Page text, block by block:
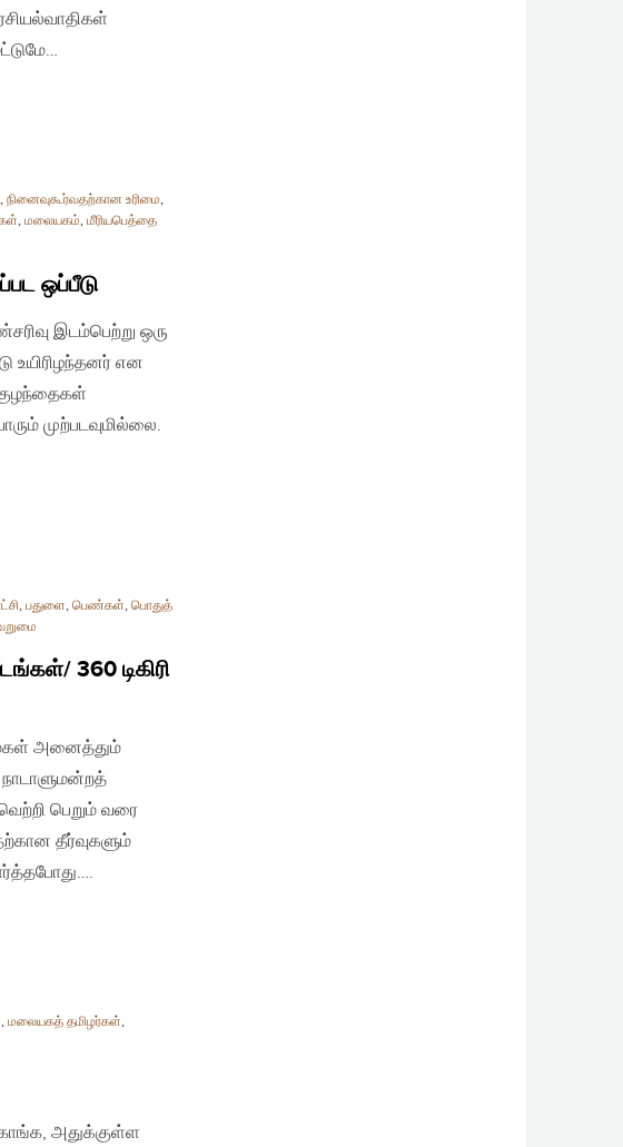
, நினைவுகூர்வதற்கான உரிமை,
, மலையகம், மீரியபெத்தை
ஒப்பீடு
இடம்பெற்று ஒரு
உயிரிழந்தனர் என
முற்படவுமில்லை.
, பதுளை, பெண்கள், பொதுத்
360 டிகிரி
அனைத்தும்
பெறும் வரை
தீர்வுகளும்
, மலையகத் தமிழர்கள்,
அதுக்குள்ள